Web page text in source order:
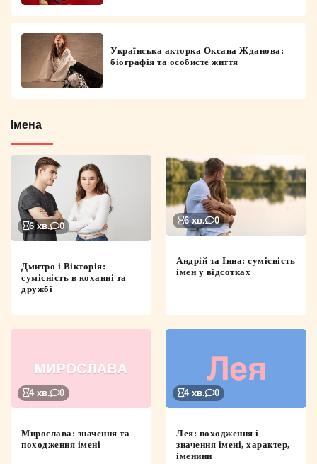
Українська акторка Оксана Жданова:
біографія та особисте життя
Імена
6 хв. 0
Дмитро і Вікторія:
сумісність в коханні та
дружбі
6 хв. 0
Андрій та Інна: сумісність
імен у відсотках
4 хв. 0
Мирослава: значення та
походження імені
4 хв. 0
Лея: походження і
значення імені, характер,
іменини